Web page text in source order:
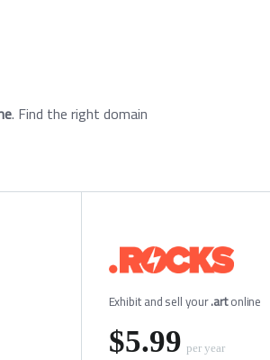
. Find the right domain
Exhibit and sell your.artonline
‪$5.99 per year